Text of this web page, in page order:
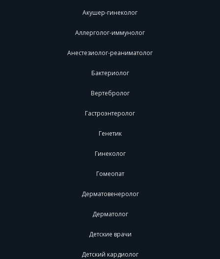
Акушер-гинеколог
Аллерголог-иммунолог
Анестезиолог-реаниматолог
Бактериолог
Вертебролог
Гастроэнтеролог
Генетик
Гинеколог
Гомеопат
Дерматовенеролог
Дерматолог
Детские врачи
Детский кардиолог